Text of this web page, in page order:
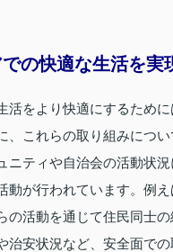
の快適な生活を実
活をより快適にするため
、これらの取り組みについ
ニティや自治会の活動状
動が行われています。例
の活動を通じて住民同士の
治安状況など、安全面で